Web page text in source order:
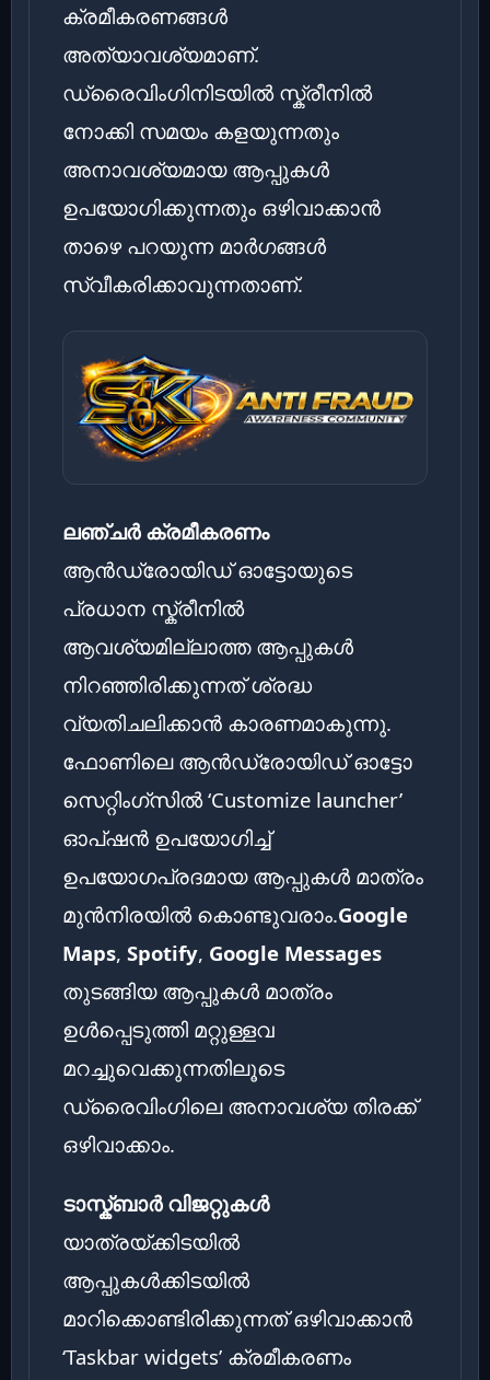
ക്രമീകരണങ്ങൾ
അത്യാവശ്യമാണ്.
ഡ്രൈവിംഗിനിടയിൽ സ്ക്രീനിൽ
നോക്കി സമയം കളയുന്നതും
അനാവശ്യമായ ആപ്പുകൾ
ഉപയോഗിക്കുന്നതും ഒഴിവാക്കാൻ
താഴെ പറയുന്ന മാർഗങ്ങൾ
സ്വീകരിക്കാവുന്നതാണ്.
ലഞ്ചർ ക്രമീകരണം
ആൻഡ്രോയിഡ് ഓട്ടോയുടെ
പ്രധാന സ്ക്രീനിൽ
ആവശ്യമില്ലാത്ത ആപ്പുകൾ
നിറഞ്ഞിരിക്കുന്നത് ശ്രദ്ധ
വ്യതിചലിക്കാൻ കാരണമാകുന്നു.
ഫോണിലെ ആൻഡ്രോയിഡ് ഓട്ടോ
സെറ്റിംഗ്സിൽ ‘Customize launcher’
ഓപ്ഷൻ ഉപയോഗിച്ച്
ഉപയോഗപ്രദമായ ആപ്പുകൾ മാത്രം
മുൻനിരയിൽ കൊണ്ടുവരാം.Google
Maps, Spotify, Google Messages
തുടങ്ങിയ ആപ്പുകൾ മാത്രം
ഉൾപ്പെടുത്തി മറ്റുള്ളവ
മറച്ചുവെക്കുന്നതിലൂടെ
ഡ്രൈവിംഗിലെ അനാവശ്യ തിരക്ക്
ഒഴിവാക്കാം.
ടാസ്ക്ബാർ വിജറ്റുകൾ
യാത്രയ്ക്കിടയിൽ
ആപ്പുകൾക്കിടയിൽ
മാറിക്കൊണ്ടിരിക്കുന്നത് ഒഴിവാക്കാൻ
‘Taskbar widgets’ ക്രമീകരണം